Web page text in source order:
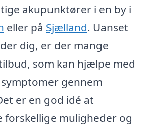
akupunktører i en by i
eller på Sjælland. Uanset
dig, er der mange
som kan hjælpe med
gennem
er en god idé at
forskellige muligheder og